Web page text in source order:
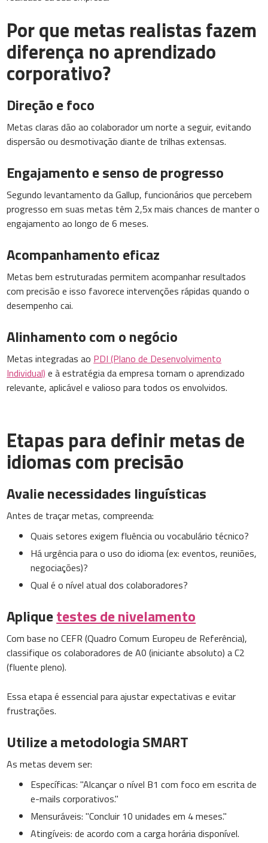
Por que metas realistas fazem
diferença no aprendizado
corporativo?
Direção e foco
Metas claras dão ao colaborador um norte a seguir, evitando
dispersão ou desmotivação diante de trilhas extensas.
Engajamento e senso de progresso
Segundo levantamento da Gallup, funcionários que percebem
progresso em suas metas têm 2,5x mais chances de manter o
engajamento ao longo de 6 meses.
Acompanhamento eficaz
Metas bem estruturadas permitem acompanhar resultados
com precisão e isso favorece intervenções rápidas quando o
desempenho cai.
Alinhamento com o negócio
Metas integradas ao PDI (Plano de Desenvolvimento
Individual) e à estratégia da empresa tornam o aprendizado
relevante, aplicável e valioso para todos os envolvidos.
Etapas para definir metas de
idiomas com precisão
Avalie necessidades linguísticas
Antes de traçar metas, compreenda:
Quais setores exigem fluência ou vocabulário técnico?
Há urgência para o uso do idioma (ex: eventos, reuniões,
negociações)?
Qual é o nível atual dos colaboradores?
Apliquetestes de nivelamento
Com base no CEFR (Quadro Comum Europeu de Referência),
classifique os colaboradores de A0 (iniciante absoluto) a C2
(fluente pleno).
Essa etapa é essencial para ajustar expectativas e evitar
frustrações.
Utilize a metodologia SMART
As metas devem ser:
Específicas: "Alcançar o nível B1 com foco em escrita de
e-mails corporativos."
Mensuráveis: "Concluir 10 unidades em 4 meses."
Atingíveis: de acordo com a carga horária disponível.